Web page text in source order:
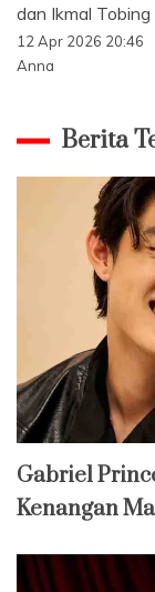
dan Ikmal
12 Apr 2026 20:46
Anna
Berita
Gabriel
Kenangan